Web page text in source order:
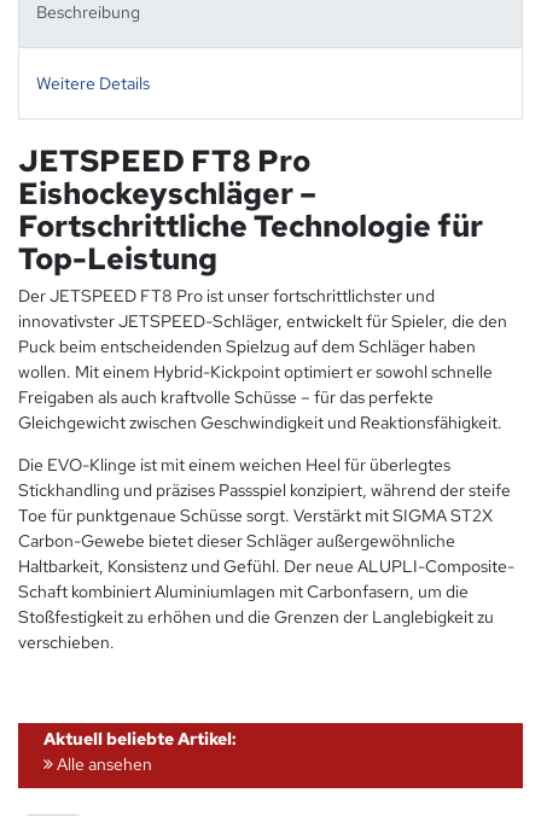
Beschreibung
Weitere Details
JETSPEED FT8 Pro
Eishockeyschläger –
Fortschrittliche Technologie für
Top-Leistung
Der JETSPEED FT8 Pro ist unser fortschrittlichster und
innovativster JETSPEED-Schläger, entwickelt für Spieler, die den
Puck beim entscheidenden Spielzug auf dem Schläger haben
wollen. Mit einem Hybrid-Kickpoint optimiert er sowohl schnelle
Freigaben als auch kraftvolle Schüsse – für das perfekte
Gleichgewicht zwischen Geschwindigkeit und Reaktionsfähigkeit.
Die EVO-Klinge ist mit einem weichen Heel für überlegtes
Stickhandling und präzises Passspiel konzipiert, während der steife
Toe für punktgenaue Schüsse sorgt. Verstärkt mit SIGMA ST2X
Carbon-Gewebe bietet dieser Schläger außergewöhnliche
Haltbarkeit, Konsistenz und Gefühl. Der neue ALUPLI-Composite-
Schaft kombiniert Aluminiumlagen mit Carbonfasern, um die
Stoßfestigkeit zu erhöhen und die Grenzen der Langlebigkeit zu
verschieben.
Aktuell beliebte Artikel:
Alle ansehen